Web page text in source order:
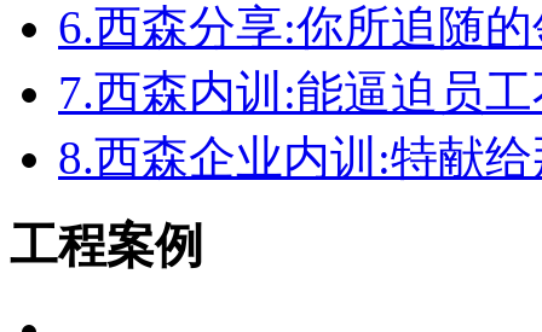
6.西森分享:你所追随
7.西森内训:能逼迫员
8.西森企业内训:特献
工程案例